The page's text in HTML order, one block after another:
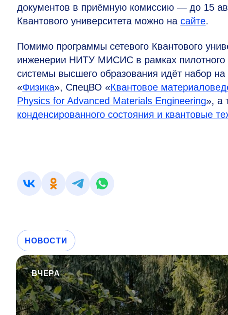
документов в приёмную комиссию — до 15
Квантового университета можно на сайте.
Помимо программы сетевого Квантового
инженерии НИТУ МИСИС в рамках пилотного
системы высшего образования идёт набор
«Физика», СпецВО «Квантовое
Physics for Advanced Materials Engineering», а
конденсированного состояния и квантовые
НОВОСТИ
ВЧЕРА